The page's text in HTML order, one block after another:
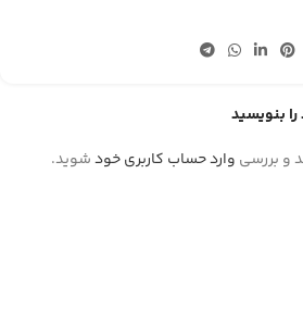
بنویسید
و بررسی وارد حساب کاربری خودشوید.